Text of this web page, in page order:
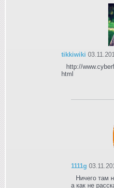
tikkiwiki
http://
html
1111g
Ничего там
а как не